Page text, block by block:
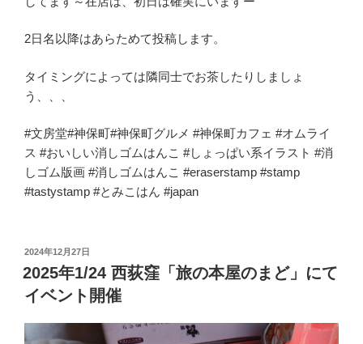
2日名以降はあらためて投稿します。
タイミングによっては隣同士でお茶したりしましょ
う、、、
#文房堂#神保町#神保町グルメ #神保町カフェ #オムライ
ス #おいしい消しゴムはんこ #しょっぱい系イラスト #消
しゴム版画 #消しゴムはんこ #eraserstamp #stamp
#tastystamp #とみこはん #japan
投
稿
日:
2024年12月27日
2025年1/24 西荻窪「旅の本屋のまど」にて
イベント開催